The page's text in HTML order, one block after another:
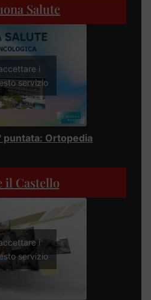
Salute
i
servizio
puntata: Ortopedia
il Castello
i
servizio